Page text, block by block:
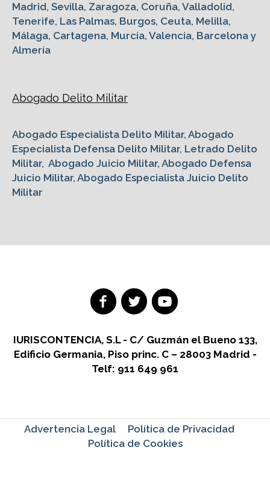
Madrid, Sevilla, Zaragoza, Coruña, Valladolid,
Tenerife, Las Palmas, Burgos, Ceuta, Melilla,
Málaga, Cartagena, Murcia, Valencia, Barcelona y
Almería
Abogado Delito Militar
Abogado Especialista Delito Militar, Abogado
Especialista Defensa Delito Militar, Letrado Delito
Militar, Abogado Juicio Militar, Abogado Defensa
Juicio Militar, Abogado Especialista Juicio Delito
Militar
IURISCONTENCIA, S.L - C/ Guzmán el Bueno 133,
Edificio Germania, Piso princ. C – 28003 Madrid -
Telf: 911 649 961
Advertencia Legal
Política de Privacidad
Política de Cookies